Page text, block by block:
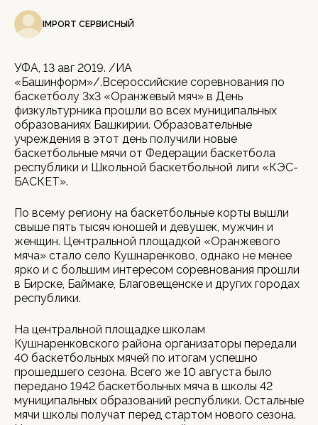
IMPORT СЕРВИСНЫЙ
УФА, 13 авг 2019. /ИА
«Башинформ»/.Всероссийские соревнования по
баскетболу 3x3 «Оранжевый мяч» в День
физкультурника прошли во всех муниципальных
образованиях Башкирии. Образовательные
учреждения в этот день получили новые
баскетбольные мячи от Федерации баскетбола
республики и Школьной баскетбольной лиги «КЭС-
БАСКЕТ».
По всему региону на баскетбольные корты вышли
свыше пять тысяч юношей и девушек, мужчин и
женщин. Центральной площадкой «Оранжевого
мяча» стало село Кушнаренково, однако не менее
ярко и с большим интересом соревнования прошли
в Бирске, Баймаке, Благовещенске и других городах
республики.
На центральной площадке школам
Кушнаренковского района организаторы передали
40 баскетбольных мячей по итогам успешно
прошедшего сезона. Всего же 10 августа было
передано 1942 баскетбольных мяча в школы 42
муниципальных образований республики. Остальные
мячи школы получат перед стартом нового сезона.